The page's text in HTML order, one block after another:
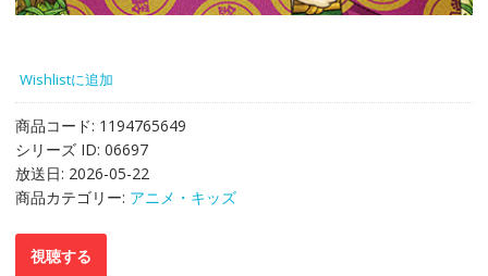
Wishlistに追加
商品コード: 1194765649
シリーズ ID: 06697
放送日: 2026-05-22
商品カテゴリー: アニメ・キッズ